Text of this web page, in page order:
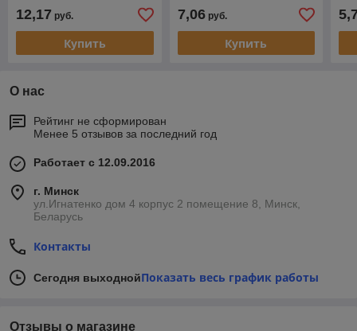
12,17 руб.
Купить
7,06руб.
Купить
О нас
Рейтинг не сформирован
Менее 5 отзывов за последний год
Работает с 12.09.2016
г. Минск
ул.Игнатенко дом 4 корпус 2 помещение 8, Минск,
Беларусь
Контакты
Сегодня выходнойПоказать весь график работы
Отзывы о магазине